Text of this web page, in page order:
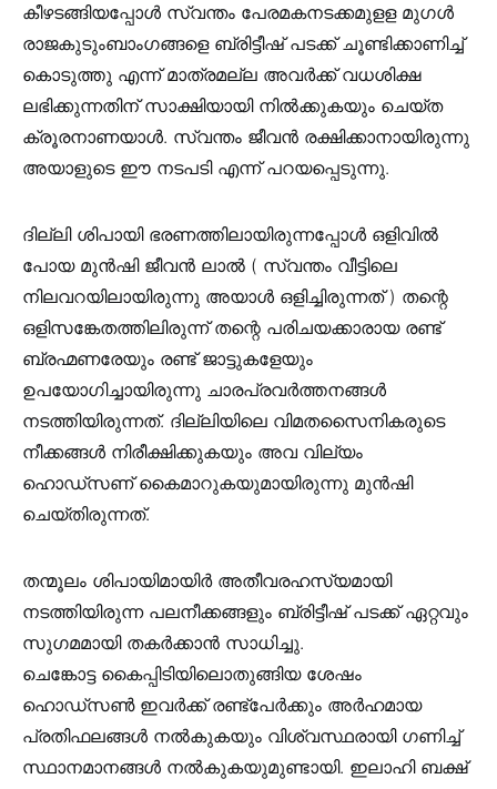
കീഴടങ്ങിയപ്പോൾ സ്വന്തം പേരമകനടക്കമുളള മുഗൾ
രാജകുടുംബാംഗങ്ങളെ ബ്രിട്ടീഷ്‌ പടക്ക്‌ ചൂണ്ടിക്കാണിച്ച്‌
കൊടുത്തു എന്ന് മാത്രമല്ല അവർക്ക്‌ വധശിക്ഷ
ലഭിക്കുന്നതിന് സാക്ഷിയായി നിൽക്കുകയും ചെയ്ത
ക്രൂരനാണയാൾ. സ്വന്തം ജീവൻ രക്ഷിക്കാനായിരുന്നു
അയാളുടെ ഈ നടപടി എന്ന് പറയപ്പെടുന്നു.
ദില്ലി ശിപായി ഭരണത്തിലായിരുന്നപ്പോൾ ഒളിവിൽ
പോയ മുൻഷി ജീവൻ ലാൽ ( സ്വന്തം വീട്ടിലെ
നിലവറയിലായിരുന്നു അയാൾ ഒളിച്ചിരുന്നത്‌ ) തന്റെ
ഒളിസങ്കേതത്തിലിരുന്ന് തന്റെ പരിചയക്കാരായ രണ്ട്‌
ബ്രഹ്മണരേയും രണ്ട്‌ ജാട്ടുകളേയും
ഉപയോഗിച്ചായിരുന്നു ചാരപ്രവർത്തനങ്ങൾ
നടത്തിയിരുന്നത്‌. ദില്ലിയിലെ വിമതസൈനികരുടെ
നീക്കങ്ങൾ നിരീക്ഷിക്കുകയും അവ വില്യം
ഹൊഡ്സണ് കൈമാറുകയുമായിരുന്നു മുൻഷി
ചെയ്തിരുന്നത്‌.
തന്മൂലം ശിപായിമായിർ അതീവരഹസ്യമായി
നടത്തിയിരുന്ന പലനീക്കങ്ങളും ബ്രിട്ടീഷ്‌ പടക്ക്‌ ഏറ്റവും
സുഗമമായി തകർക്കാൻ സാധിച്ചു.
ചെങ്കോട്ട കൈപ്പിടിയിലൊതുങ്ങിയ ശേഷം
ഹൊഡ്സൺ ഇവർക്ക്‌ രണ്ട്പേർക്കും അർഹമായ
പ്രതിഫലങ്ങൾ നൽകുകയും വിശ്വസ്ഥരായി ഗണിച്ച്‌
സ്ഥാനമാനങ്ങൾ നൽകുകയുമുണ്ടായി. ഇലാഹി ബക്ഷ്‌